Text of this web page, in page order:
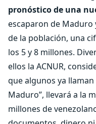
pronóstico de una
escaparon de Maduro
de la población, una
los 5 y 8 millones.
ellos la ACNUR,
que algunos ya
Maduro”, llevará a la
millones de